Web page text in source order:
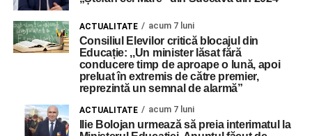
ACTUALITATE acum 7 luni
Consiliul Elevilor critică blocajul din
Educație: ,,Un minister lăsat fără
conducere timp de aproape o lună, apoi
preluat în extremis de către premier,
reprezintă un semnal de alarmă”
ACTUALITATE acum 7 luni
Ilie Bolojan urmează să preia interimatul la